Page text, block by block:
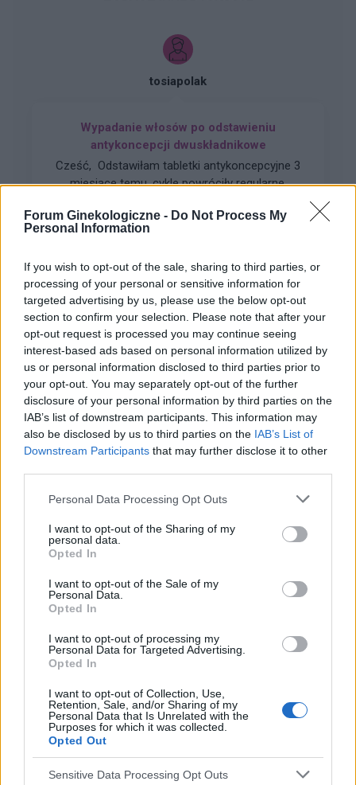
Forum Ginekologiczne - Do Not Process My
Personal Information
If you wish to opt-out of the sale, sharing to third parties, or
processing of your personal or sensitive information for
targeted advertising by us, please use the below opt-out
section to confirm your selection. Please note that after your
opt-out request is processed you may continue seeing
interest-based ads based on personal information utilized by
us or personal information disclosed to third parties prior to
your opt-out. You may separately opt-out of the further
disclosure of your personal information by third parties on the
IAB’s list of downstream participants. This information may
also be disclosed by us to third parties on the IAB’s List of
Downstream Participants that may further disclose it to other
Personal Data Processing Opt Outs
I want to opt-out of the Sharing of my
personal data.
Opted In
I want to opt-out of the Sale of my
Personal Data.
Opted In
I want to opt-out of processing my
Personal Data for Targeted Advertising.
Opted In
I want to opt-out of Collection, Use,
Retention, Sale, and/or Sharing of my
Personal Data that Is Unrelated with the
Purposes for which it was collected.
Opted Out
Sensitive Data Processing Opt Outs
tosiapolak
Wypadanie włosów po odstawieniu
antykoncepcji dwuskładnikowe
Cześć, Odstawiłam tabletki antykoncepcyjne 3
miesiace temu, cykle powróciły regularne,
zwiększone wypadanie włosów oraz pieczenie
skory glowy przy dotyku. Kiedy u Was po
zmniejszyło wypadanie włosów? Też miałyście
takie problemy?
Forum:Ginekologia - forum dla rodziny i
gość
Brak miesiączki
Jestem po poronieniu i brałam profilaktycznie
doxycycline i w tym samym miesiącu dostalam
zapalenie pęcherza moczowego i brałam też
furaginum i witaminę c , nie dostałam okresu od
10 dni ,ciąża wykluczona beta HCG
endometrium bardzo cieniutkie .moje pytanie
czy okres powinien przyjść w tym miesiącu czy
to coś poważniejszego ?
Forum: Ginekologia - forum dla rodziny i
pacjentki
gość
Dziwne plamienia
Witam 3 miesiące temu urodziłam dziecko. W
maju myślałam że dostałam pierwszej
miesiączki (karmię piersią) ale to nie było
typowe jak na okres. Przypominało to bardziej
takie plamienie i to nie żywą różową Kris ze
śluzem lecz czarnobrązowy śluz który jednego
dnia był a na drugi dzień było czysto. I robi się
mi tak co 2 tyg raz trwa 3 dni a raz 6 jak przy
miesiączce. Czy to normalne ?
Forum:Ginekologia - forum dla rodziny i